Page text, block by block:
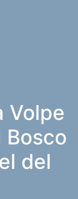
Volpe
Bosco
del